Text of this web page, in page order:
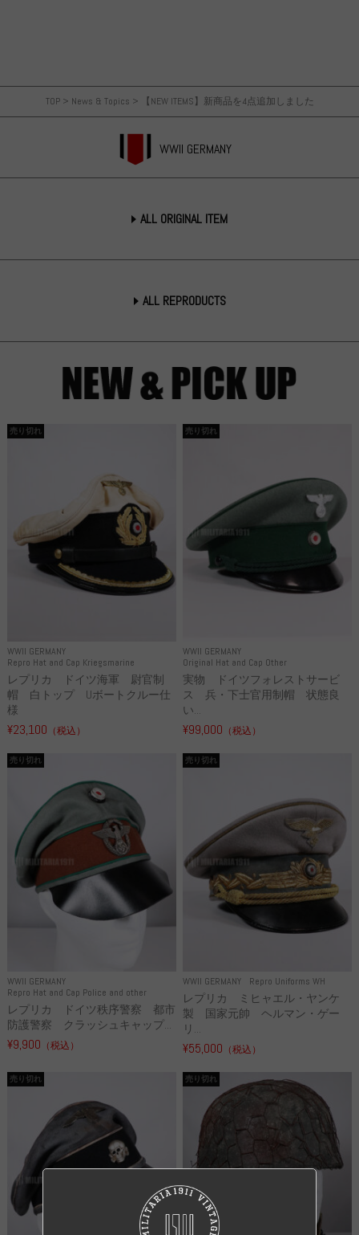
TOP> News & Topics > 【NEW ITEMS】新商品を4点追加しました
WWII GERMANY
ALL ORIGINAL ITEM
ALL REPRODUCTS
WWII GERMANY
Repro Hat and Cap Kriegsmarine
売り切れ
レプリカ ドイツ海軍 尉官制
帽 白トップ Uボートクルー仕
様
¥23,100 （税込）
WWII GERMANY
Original Hat and Cap Other
売り切れ
実物 ドイツフォレストサービ
ス 兵・下士官用制帽 状態良
い...
¥99,000 （税込）
WWII GERMANY
Repro Hat and Cap Police and other
売り切れ
レプリカ ドイツ秩序警察 都市
防護警察 クラッシュキャップ...
¥9,900 （税込）
WWII GERMANY Repro Uniforms WH
売り切れ
レプリカ ミヒャエル・ヤンケ
製 国家元帥 ヘルマン・ゲー
リ...
¥55,000 （税込）
売り切れ 売り切れ